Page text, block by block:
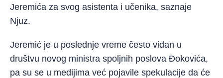
Jeremića za svog asistenta i učenika, saznaje
Njuz.
Jeremić je u poslednje vreme često viđan u
društvu novog ministra spoljnih poslova Đokovića,
pa su se u medijima već pojavile spekulacije da će